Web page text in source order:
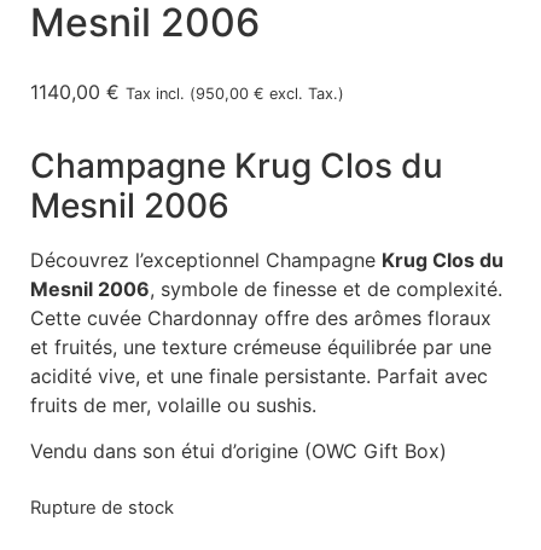
Mesnil 2006
1140,00 € Tax incl. (950,00 € excl. Tax.)
Champagne Krug Clos du
Mesnil 2006
Découvrez l’exceptionnel Champagne Krug Clos du
Mesnil 2006, symbole de finesse et de complexité.
Cette cuvée Chardonnay offre des arômes floraux
et fruités, une texture crémeuse équilibrée par une
acidité vive, et une finale persistante. Parfait avec
fruits de mer, volaille ou sushis.
Vendu dans son étui d’origine (OWC Gift Box)
Rupture de stock